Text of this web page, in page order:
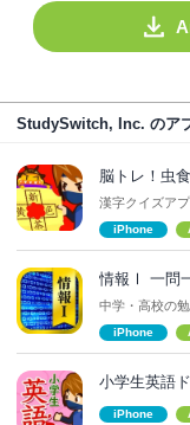
StudySwitch, Inc. のア
脳トレ！虫
漢字クイズアプ
iPhone
情報Ⅰ 一問
中学・高校の
iPhone
小学生英語
iPhone